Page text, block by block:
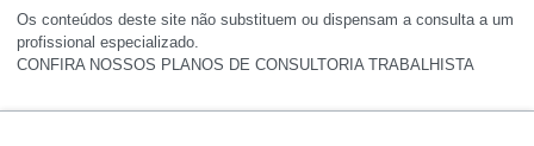
Os conteúdos deste site não substituem ou dispensam a consulta a um
profissional especializado.
CONFIRA NOSSOS PLANOS DE CONSULTORIA TRABALHISTA